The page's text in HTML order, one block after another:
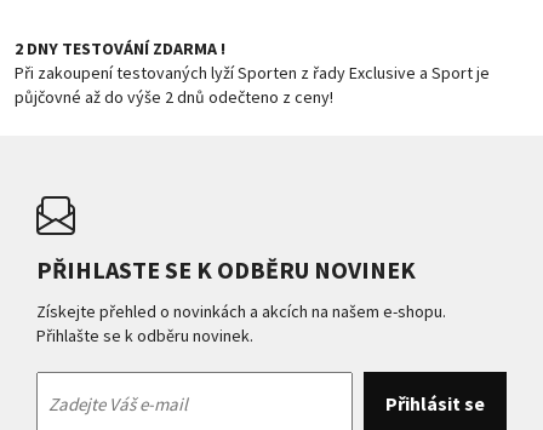
2 DNY TESTOVÁNÍ ZDARMA !
Při zakoupení testovaných lyží Sporten z řady Exclusive a Sport je
půjčovné až do výše 2 dnů odečteno z ceny!
PŘIHLASTE SE K ODBĚRU NOVINEK
Získejte přehled o novinkách a akcích na našem e-shopu.
Přihlašte se k odběru novinek.